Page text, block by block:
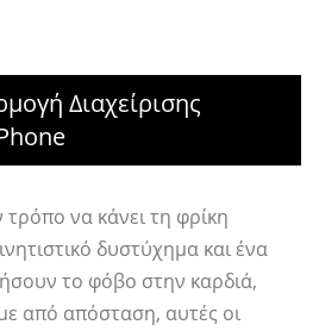
Διαχείρισης
να κάνει τη φρίκη
δυστύχημα και ένα
το φόβο στην καρδιά,
από απόσταση, αυτές οι